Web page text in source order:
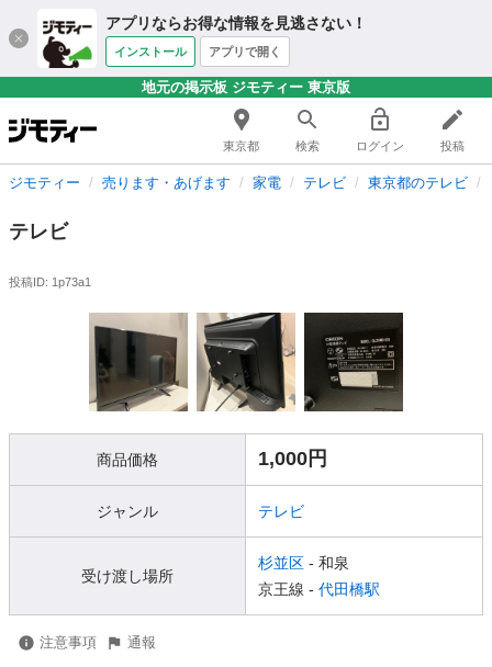
アプリならお得な情報を見逃さない！
インストール アプリで開く
地元の掲示板 ジモティー 東京版
東京都 検索 ログイン 投稿
ジモティー 売ります・あげます 家電 テレビ 東京都のテレビ
テレビ
投稿ID: 1p73a1
商品価格 1,000円
ジャンル テレビ
受け渡し場所
杉並区 - 和泉
京王線 - 代田橋駅
注意事項 通報